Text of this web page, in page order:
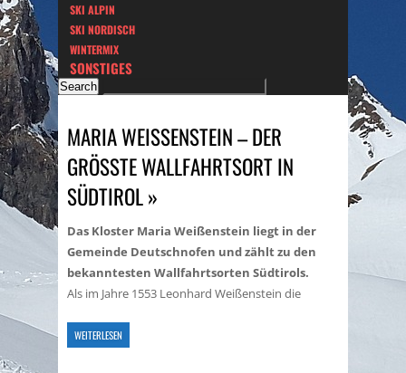
SKI ALPIN
SKI NORDISCH
WINTERMIX
SONSTIGES
MARIA WEISSENSTEIN – DER G
RÖSSTE WALLFAHRTSORT IN SÜ
DTIROL »
Das Kloster Maria Weißenstein liegt in der
Gemeinde Deutschnofen und zählt zu den
bekanntesten Wallfahrtsorten Südtirols.
Als im Jahre 1553 Leonhard Weißenstein die
WEITERLESEN